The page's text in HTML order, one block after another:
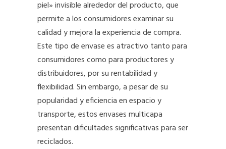
piel» invisible alrededor del producto, que
permite a los consumidores examinar su
calidad y mejora la experiencia de compra.
Este tipo de envase es atractivo tanto para
consumidores como para productores y
distribuidores, por su rentabilidad y
flexibilidad. Sin embargo, a pesar de su
popularidad y eficiencia en espacio y
transporte, estos envases multicapa
presentan dificultades significativas para ser
reciclados.